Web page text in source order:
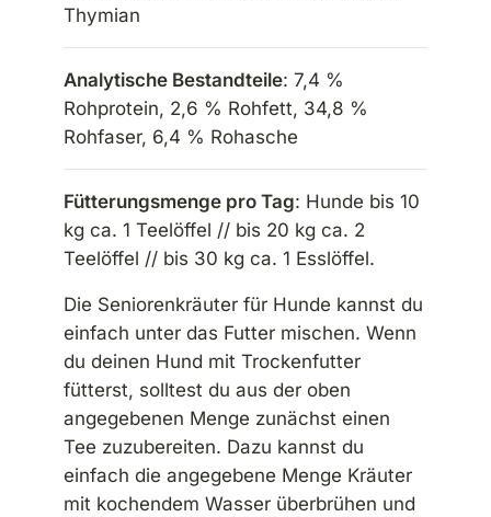
Thymian
Analytische Bestandteile: 7,4 %
Rohprotein, 2,6 % Rohfett, 34,8 %
Rohfaser, 6,4 % Rohasche
Fütterungsmenge pro Tag: Hunde bis 10
kg ca. 1 Teelöffel // bis 20 kg ca. 2
Teelöffel // bis 30 kg ca. 1 Esslöffel.
Die Seniorenkräuter für Hunde kannst du
einfach unter das Futter mischen. Wenn
du deinen Hund mit Trockenfutter
fütterst, solltest du aus der oben
angegebenen Menge zunächst einen
Tee zuzubereiten. Dazu kannst du
einfach die angegebene Menge Kräuter
mit kochendem Wasser überbrühen und